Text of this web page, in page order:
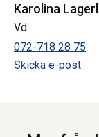
Karolina
Vd
072-718 28 75
Skicka e-post